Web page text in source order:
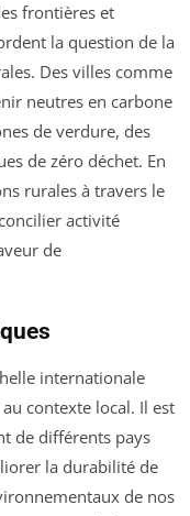
frontières et
la question de la
Des villes comme
neutres en carbone
de verdure, des
de zéro déchet. En
rurales à travers le
activité
de
internationale
contexte local. Il est
de différents pays
la durabilité de
de nos